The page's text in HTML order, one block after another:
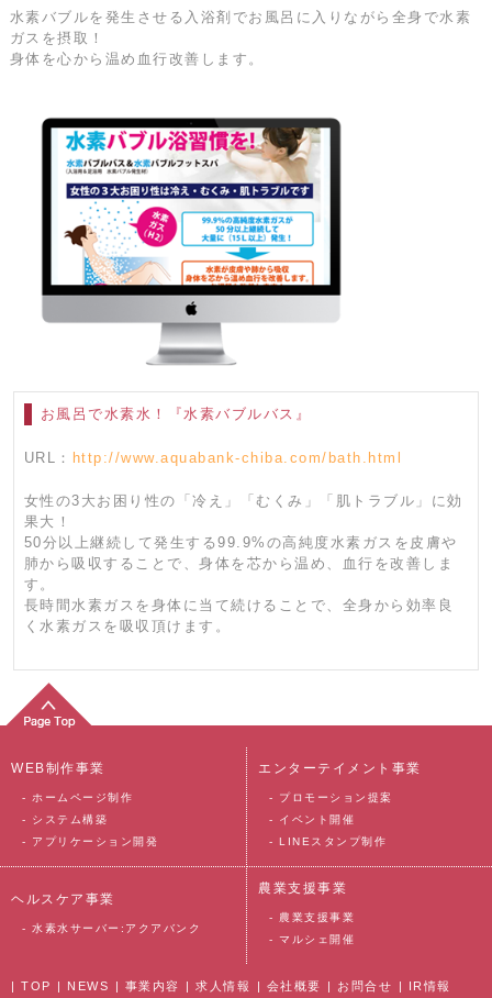
水素バブルを発生させる入浴剤でお風呂に入りながら全身で水素
ガスを摂取！
身体を心から温め血行改善します。
お風呂で水素水！『水素バブルバス』
URL： http://www.aquabank-chiba.com/bath.html
女性の3大お困り性の「冷え」「むくみ」「肌トラブル」に効
果大！
50分以上継続して発生する99.9%の高純度水素ガスを皮膚や
肺から吸収することで、身体を芯から温め、血行を改善しま
す。
長時間水素ガスを身体に当て続けることで、全身から効率良
く水素ガスを吸収頂けます。
WEB制作事業
- ホームページ制作
- システム構築
- アプリケーション開発
エンターテイメント事業
- プロモーション提案
- イベント開催
- LINEスタンプ制作
ヘルスケア事業
- 水素水サーバー:アクアバンク
農業支援事業
- 農業支援事業
- マルシェ開催
TOP NEWS 事業内容 求人情報 会社概要 お問合せ IR情報